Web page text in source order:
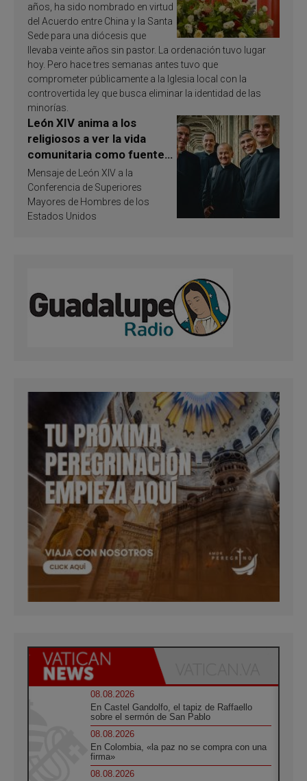
años, ha sido nombrado en virtud
del Acuerdo entre China y la Santa
Sede para una diócesis que
llevaba veinte años sin pastor. La ordenación tuvo lugar
hoy. Pero hace tres semanas antes tuvo que
comprometer públicamente a la Iglesia local con la
controvertida ley que busca eliminar la identidad de las
minorías.
León XIV anima a los
religiosos a ver la vida
comunitaria como fuente
de inspiración y
santificación
Mensaje de León XIV a la
Conferencia de Superiores
Mayores de Hombres de los
Estados Unidos
08.08.2026
En Castel Gandolfo, el tapiz de Raffaello
sobre el sermón de San Pablo
08.08.2026
En Colombia, «la paz no se compra con una
firma»
08.08.2026